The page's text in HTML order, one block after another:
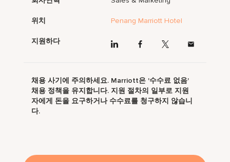
위치 Penang Marriott Hotel
지원하다
채용 사기에 주의하세요. Marriott은 '수수료 없음'
채용 정책을 유지합니다. 지원 절차의 일부로 지원
자에게 돈을 요구하거나 수수료를 청구하지 않습니
다.